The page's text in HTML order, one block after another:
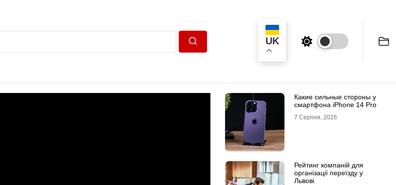
UK
Какие сильные стороны у
смартфона iPhone 14 Pro
7 Серпня, 2026
Рейтинг компаній для
організації переїзду у
Львові